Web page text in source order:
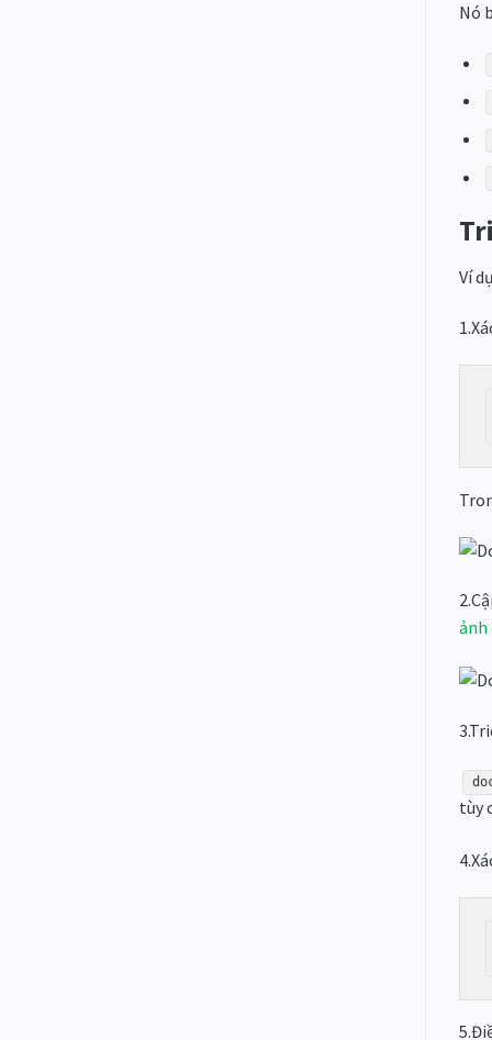
Nó
Ví
ảnh
tùy